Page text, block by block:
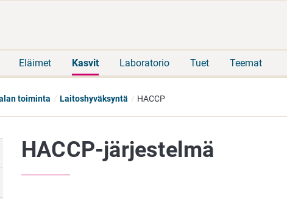
Eläimet Kasvit Laboratorio Tuet Teemat
toiminta Laitoshyväksyntä HACCP
HACCP-järjestelmä